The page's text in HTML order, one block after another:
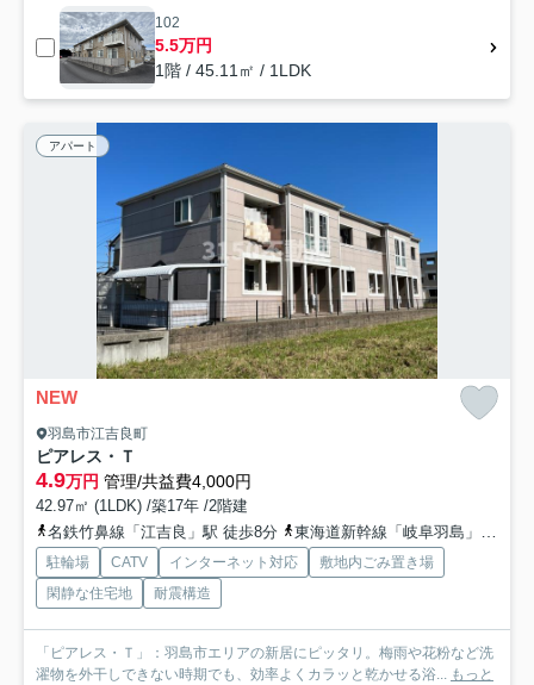
102
5.5万円
1階 / 45.11㎡ / 1LDK
アパート
NEW
羽島市江吉良町
ピアレス・Ｔ
4.9万円 管理/共益費4,000円
42.97㎡ (1LDK) /築17年 /2階建
名鉄竹鼻線「江吉良」駅 徒歩8分
東海道新幹線「岐阜羽島」駅 徒歩22分
駐輪場 CATV インターネット対応
敷地内ごみ置き場
閑静な住宅地
耐震構造
「ピアレス・Ｔ」：羽島市エリアの新居にピッタリ。梅雨や花粉など洗
濯物を外干しできない時期でも、効率よくカラッと乾かせる浴... もっと